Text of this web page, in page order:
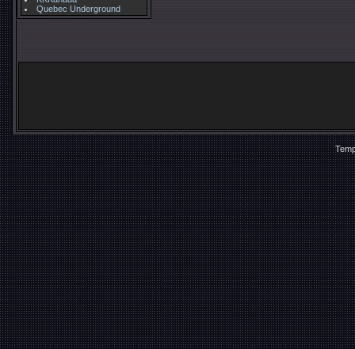
Quebec Underground